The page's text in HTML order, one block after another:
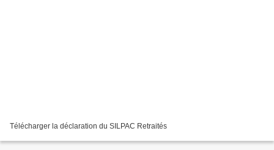
Télécharger la déclaration du SILPAC Retraités